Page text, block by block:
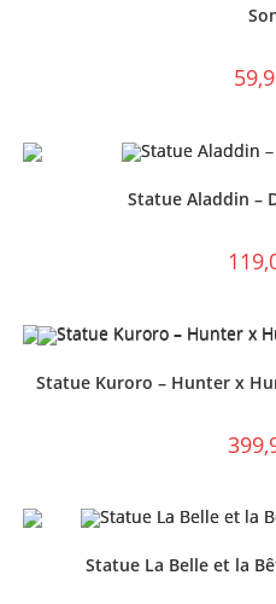
Statue Aladdin –
Statue Kuroro – Hunter x
Statue La Belle et la